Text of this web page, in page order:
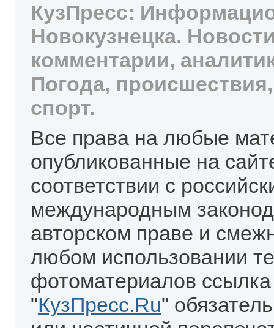
КузПресс:
Новокузнецка.
комментарии,
Погода,
спорт.
Все права на любые
опубликованные на
соответствии с
международным
авторском праве и
любом использовании
фотоматериалов
"КузПресс.Ru"